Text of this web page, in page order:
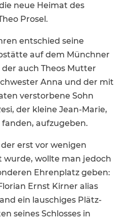
neue Heimat des
Prosel.
entschied seine
auf dem Münchner
auch Theos Mutter
Anna und der mit
verstor­bene Sohn
der kleine Jean-Marie,
aufzugeben.
erst vor wenigen
wurde, wollte man jedoch
Ehren­platz geben:
Ernst Kirner alias
ein lauschiges Plätz­
seines Schlosses in